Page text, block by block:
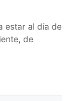
estar al día de
de